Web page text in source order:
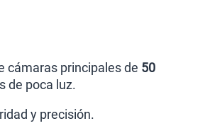
cámaras principales de 50
de poca luz.
y precisión.